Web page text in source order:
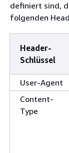
definiert sind,
folgenden
Header-
Schlüssel
User-Agent
Content-
Type